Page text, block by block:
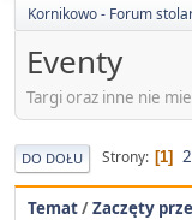
Kornikowo - Forum
Eventy
Targi oraz inne nie
DO DOŁU Strony 1 2
Temat/Zaczęty